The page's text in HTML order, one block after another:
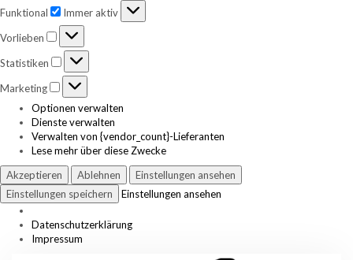
Funktional
Funktional
Immer aktiv
Vorlieben
Vorlieben
Statistiken Statistiken
Marketing
Marketing
Optionen verwalten
Dienste verwalten
Verwalten von {vendor_count}-Lieferanten
Lese mehr über diese Zwecke
Akzeptieren
Ablehnen
Einstellungen ansehen
Einstellungen speichern
Einstellungen ansehen
Datenschutzerklärung
Impressum